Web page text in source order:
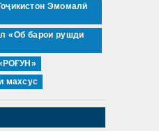
Эмомалӣ
«Об барои рушди
махсус